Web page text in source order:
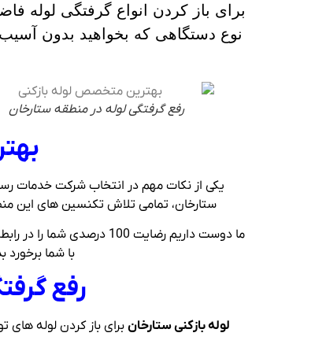
برای باز کردن انواع گرفتگی لوله
نوع دستگاهی که بخواهید بدون
رفع گرفتگی لوله در منطقه ستارخان
یکی از نکات مهم در انتخاب شرکت خدمات
ستارخان، تمامی تلاش تکنسین های این
ما دوست داریم رضایت
با شما برخورد
رفع
لوله بازکنی ستارخان برای باز کردن لوله